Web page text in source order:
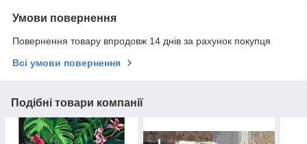
Умови повернення
Повернення товару впродовж 14 днів за рахунок покупця
Всі умови повернення
Подібні товари компанії